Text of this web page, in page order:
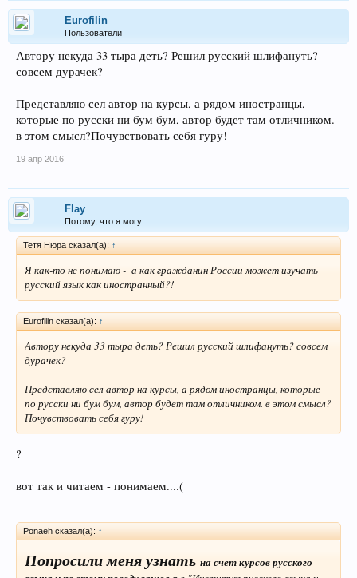
понимания.
Eurofilin
Пользователи
Автору некуда 33 тыра деть? Решил русский шлифануть?
совсем дурачек?
Представляю сел автор на курсы, а рядом иностранцы,
которые по русски ни бум бум, автор будет там отличником.
в этом смысл?Почувствовать себя гуру!
19 апр 2016
Flay
Потому, что я могу
Тетя Нюра сказал(а): ↑
Я как-то не понимаю - а как гражданин России может изучать
русский язык как иностранный?!
Eurofilin сказал(а): ↑
Автору некуда 33 тыра деть? Решил русский шлифануть? совсем
дурачек?
Представляю сел автор на курсы, а рядом иностранцы, которые
по русски ни бум бум, автор будет там отличником. в этом смысл?
Почувствовать себя гуру!
?
вот так и читаем - понимаем....(
Ponaeh сказал(а): ↑
Попросили меня узнать на счет курсов русского